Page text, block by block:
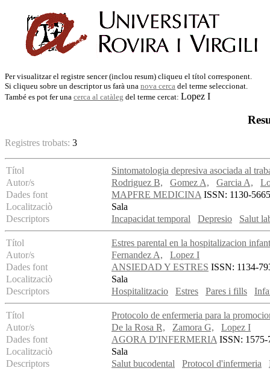
Per visualitzar el registre sencer (inclou resum) cliqueu el títol corresponent.
Si cliqueu sobre un descriptor us farà una nova cerca del terme seleccionat.
També es pot fer una cerca al catàleg del terme cercat: Lopez I
Registres trobats: 3
Títol
Sintomatologia depresiva asociada al
Autor/s
Rodriguez B, Gomez A, Garcia A,
Dades font
MAPFRE MEDICINAISSN: 1130-
Localitzaciò
Sala
Descriptors
Incapacidat temporal Depresio Salut
Títol
Estres parental en la hospitalizacion
Autor/s
Fernandez A,
Lopez I
Dades font
ANSIEDAD Y ESTRES ISSN: 1134-
Localitzaciò
Sala
Descriptors
Hospitalitzacio Estres Pares i fills
Títol
Protocolo de enfermeria para la
Autor/s
De la Rosa R, Zamora G,
Lopez I
Dades font
AGORA D'INFERMERIAISSN: 1575-
Localitzaciò
Sala
Descriptors
Salut bucodental Protocol d'infermeria